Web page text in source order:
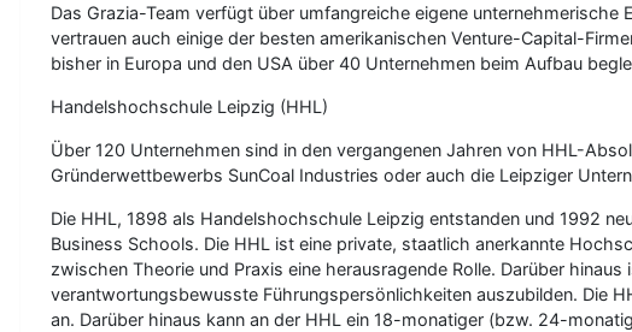
Das Grazia-Team verfügt über umfangreiche eigene
vertrauen auch einige der besten amerikanischen Venture-Capital-
bisher in Europa und den USA über 40 Unternehmen beim Aufbau
Handelshochschule Leipzig (HHL)
Über 120 Unternehmen sind in den vergangenen Jahren von HHL-
Gründerwettbewerbs SunCoal Industries oder auch die Leipziger
Die HHL, 1898 als Handelshochschule Leipzig entstanden und 1992
Business Schools. Die HHL ist eine private, staatlich anerkannte
zwischen Theorie und Praxis eine herausragende Rolle. Darüber
verantwortungsbewusste Führungspersönlichkeiten auszubilden. Die
an. Darüber hinaus kann an der HHL ein 18-monatiger (bzw. 24-